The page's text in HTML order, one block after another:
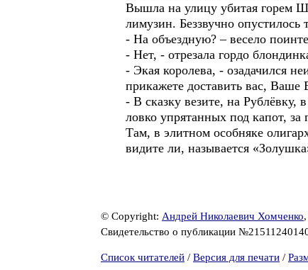
Вышла на улицу убитая горем
лимузин. Беззвучно опустилось
- На объездную? – весело
- Нет, - отрезала гордо
- Экая королева, - озадачился
прикажете доставить вас, Ваше
- В сказку везите, на
ловко упрятанных под капот, за
Там, в элитном особняке
видите ли, называется
© Copyright: Андрей Николаевич Хомченко
Свидетельство о публикации
Список читателей / Версия для печати /